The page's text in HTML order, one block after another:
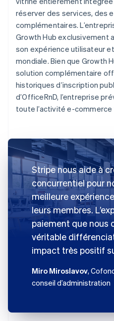
réserver des services, des
complémentaires.
Growth Hub exclusivement
son expérience utilisateur
mondiale. Bien que Growth
solution complémentaire
historiques d’inscription
d’OfficeRnD, l’entreprise
toute l’activité e-commerce
Stripe nous aide à
concurrentiel pour
meilleure
leurs membres.
paiement que nous
véritable
impact très positif
Miro Miroslavov,
conseil d’administration